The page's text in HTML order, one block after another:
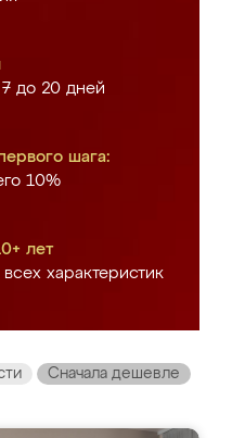
7 до 20 дней
шага:
10%
лет
характеристик
Сначала дешевле